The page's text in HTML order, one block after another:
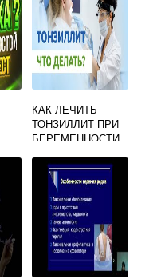
КАК ЛЕЧИТЬ
ТОНЗИЛЛИТ ПРИ
БЕРЕМЕННОСТИ